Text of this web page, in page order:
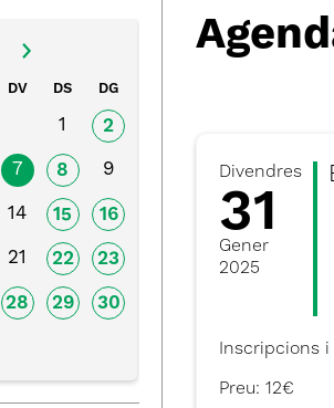
DV DS DG
1 2
7 8 9
14 15 16
21 22 23
28 29 30
Divendres
31
Gener
2025
Inscripcions
Preu: 12€